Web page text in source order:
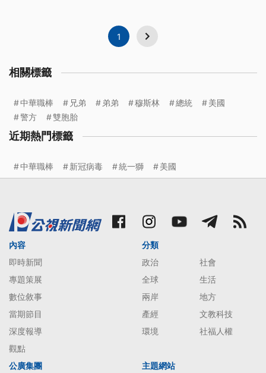
1
相關標籤
中華職棒 兄弟 弟弟 穆斯林 總統
美國
警方
雙胞胎
近期熱門標籤
中華職棒 新冠病毒 統一獅 美國
內容
即時新聞
專題策展
數位敘事
當期節目
深度報導
觀點
分類
政治
社會
全球
生活
兩岸
地方
產經
文教科技
環境
社福人權
公廣集團 主題網站